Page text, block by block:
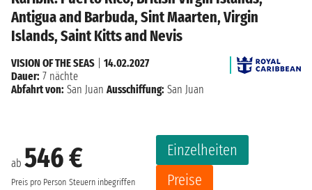
Antigua and Barbuda, Sint Maarten, Virgin
Islands, Saint Kitts and Nevis
ab 546 €
Preis pro Person Steuern inbegriffen
Einzelheiten
Preise
VISION OF THE SEAS
14.02.2027
Dauer: 7 nächte
Abfahrt von: San Juan Ausschiffung: San Juan